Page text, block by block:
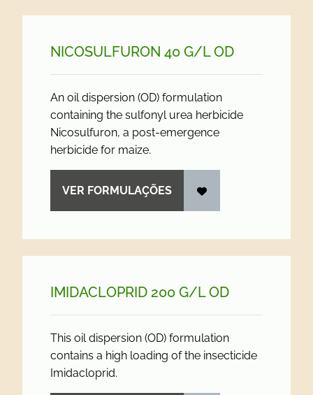
NICOSULFURON 40 G/L OD
An oil dispersion (OD) formulation
containing the sulfonyl urea herbicide
Nicosulfuron, a post-emergence
herbicide for maize.
VER FORMULAÇÕES
IMIDACLOPRID 200 G/L OD
This oil dispersion (OD) formulation
contains a high loading of the insecticide
Imidacloprid.